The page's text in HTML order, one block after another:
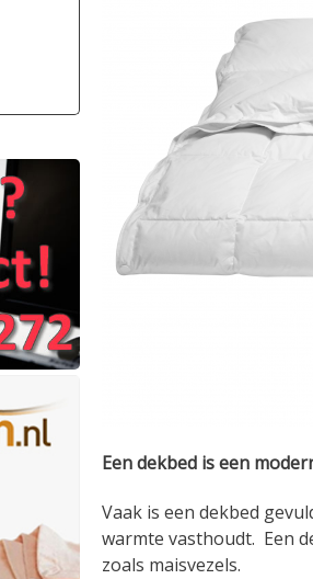
Een dekbed is een
Vaak is een dekbed
warmte vasthoudt. Een
zoals maisvezels.